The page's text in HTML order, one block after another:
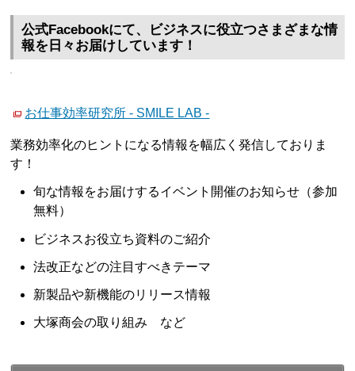
公式Facebookにて、ビジネスに役立つさまざまな情
報を日々お届けしています！
お仕事効率研究所 - SMILE LAB -
業務効率化のヒントになる情報を幅広く発信しておりま
す！
旬な情報をお届けするイベント開催のお知らせ（参加
無料）
ビジネスお役立ち資料のご紹介
法改正などの注目すべきテーマ
新製品や新機能のリリース情報
大塚商会の取り組み など